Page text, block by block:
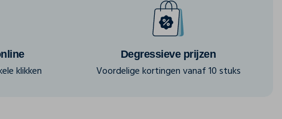
klikken
Degressieve prijzen
Voordelige kortingen vanaf 10 stuks